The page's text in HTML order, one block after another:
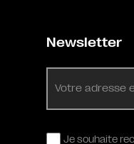
Newsletter
mail
RGPDJe souhaite